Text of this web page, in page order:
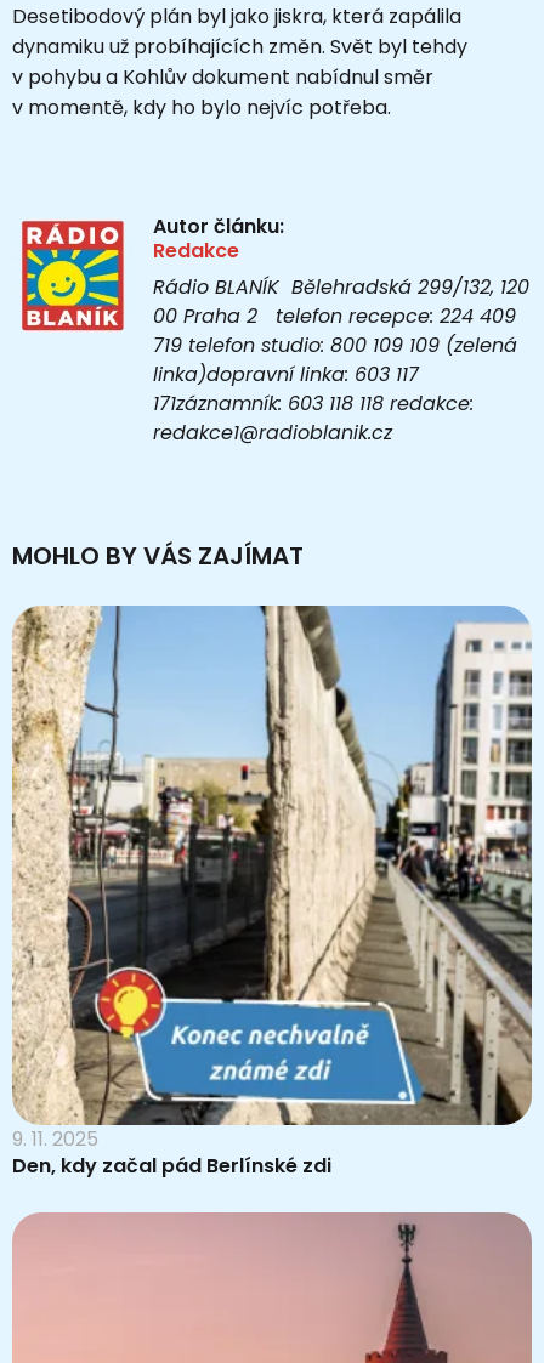
Desetibodový plán byl jako jiskra, která zapálila
dynamiku už probíhajících změn. Svět byl tehdy
v pohybu a Kohlův dokument nabídnul směr
v momentě, kdy ho bylo nejvíc potřeba.
Autor článku:
Redakce
Rádio BLANÍK Bělehradská 299/132, 120
00 Praha 2 telefon recepce: 224 409
719 telefon studio: 800 109 109 (zelená
linka)dopravní linka: 603 117
171záznamník: 603 118 118 redakce:
redakce1@radioblanik.cz
MOHLO BY VÁS ZAJÍMAT
9. 11. 2025
Den, kdy začal pád Berlínské zdi